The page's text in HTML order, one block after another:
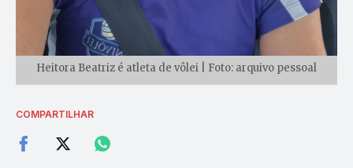
Heitora Beatriz é atleta de vôlei | Foto: arquivo pessoal
COMPARTILHAR